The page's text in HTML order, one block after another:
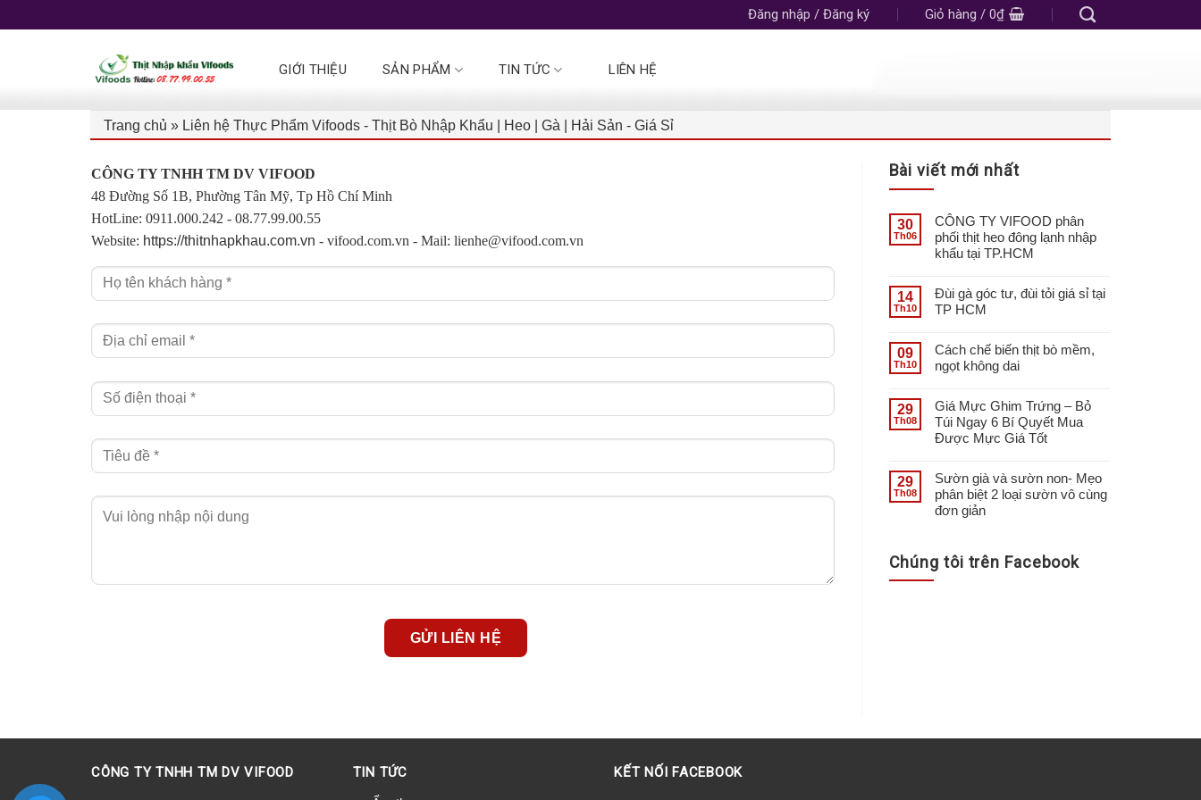
Đăng nhập / Đăng ký Giỏ hàng / 0₫
GIỚI THIỆU SẢN PHẨM TIN TỨC LIÊN HỆ
Trang chủ » Liên hệ Thực Phẩm Vifoods - Thịt Bò Nhập Khẩu | Heo | Gà | Hải Sản - Giá Sỉ
CÔNG TY TNHH TM DV VIFOOD
48 Đường Số 1B, Phường Tân Mỹ, Tp Hồ Chí Minh
HotLine: 0911.000.242 - 08.77.99.00.55
Website: https://thitnhapkhau.com.vn - vifood.com.vn - Mail: lienhe@vifood.com.vn
GỬI LIÊN HỆ
Bài viết mới nhất
30
Th06
CÔNG TY VIFOOD phân
phối thịt heo đông lạnh nhập
khẩu tại TP.HCM
14
Th10
Đùi gà góc tư, đùi tỏi giá sỉ tại
TP HCM
09
Th10
Cách chế biến thịt bò mềm,
ngọt không dai
29
Th08
Giá Mực Ghim Trứng – Bỏ
Túi Ngay 6 Bí Quyết Mua
Được Mực Giá Tốt
29
Th08
Sườn già và sườn non- Mẹo
phân biệt 2 loại sườn vô cùng
đơn giản
Chúng tôi trên Facebook
CÔNG TY TNHH TM DV VIFOOD TIN TỨC KẾT NỐI FACEBOOK